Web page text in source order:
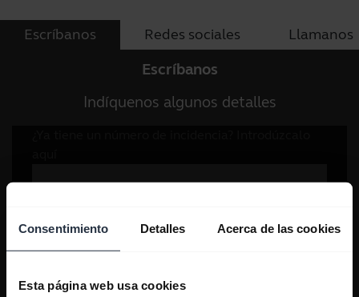
Consentimiento Detalles Acerca de las cookies
Esta página web usa cookies
Escríbanos Redes sociales Llamanos
Escríbanos
Indíquenos algunos detalles